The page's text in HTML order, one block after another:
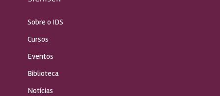
Sobre o IDS
Cursos
Eventos
Biblioteca
Notícias